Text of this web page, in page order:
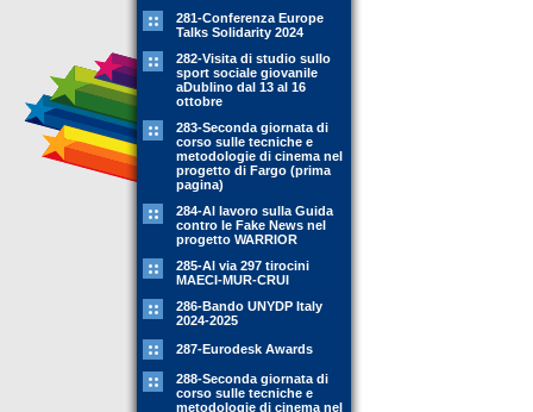
281-Conferenza Europe
Talks Solidarity 2024
282-Visita di studio sullo
sport sociale giovanile
aDublino dal 13 al 16
ottobre
283-Seconda giornata di
corso sulle tecniche e
metodologie di cinema nel
progetto di Fargo (prima
pagina)
284-Al lavoro sulla Guida
contro le Fake News nel
progetto WARRIOR
285-Al via 297 tirocini
MAECI-MUR-CRUI
286-Bando UNYDP Italy
2024-2025
287-Eurodesk Awards
288-Seconda giornata di
corso sulle tecniche e
metodologie di cinema nel